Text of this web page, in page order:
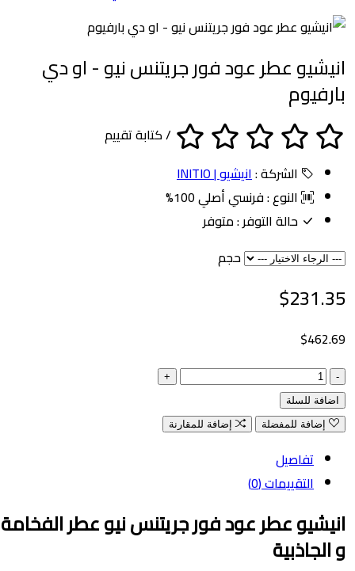
عطر عود فور جريتنس نيو - او دي
/كتابة تقييم
الشركة :انيشيو | INITIO
النوع :فرنسي أصلي 100%
حالة التوفر :متوفر
حجم
للسلة
إضافة للمفضلة
إضافة للمقارنة
تفاصيل
التقييمات (0)
عطر عود فور جريتنس نيو عطر الفخامة